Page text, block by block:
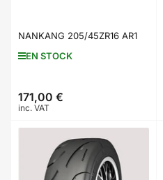
NANKANG 205/45ZR16 AR1
EN STOCK
Prix
171,00 €
inc. VAT